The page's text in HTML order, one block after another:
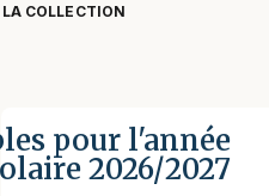
COLLECTION
pour l'année
2026/2027